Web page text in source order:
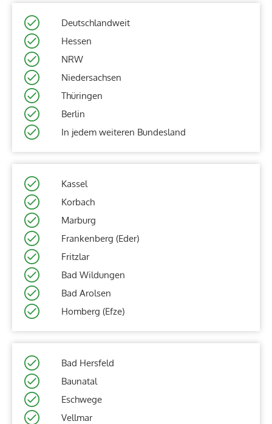
Deutschlandweit
Hessen
NRW
Niedersachsen
Thüringen
Berlin
In jedem weiteren Bundesland
Kassel
Korbach
Marburg
Frankenberg (Eder)
Fritzlar
Bad Wildungen
Bad Arolsen
Homberg (Efze)
Bad Hersfeld
Baunatal
Eschwege
Vellmar